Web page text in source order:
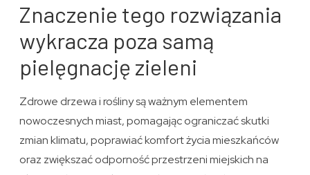
Znaczenie tego rozwiązania
wykracza poza samą
pielęgnację zieleni
Zdrowe drzewa i rośliny są ważnym elementem
nowoczesnych miast, pomagając ograniczać skutki
zmian klimatu, poprawiać komfort życia mieszkańców
oraz zwiększać odporność przestrzeni miejskich na